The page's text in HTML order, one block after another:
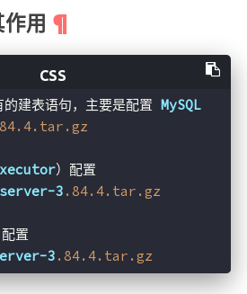
用
的建表语句，主要是配置 MySQL
.4.tar .gz
）配置
3 .84.4.tar .gz
置
3 .84.4.tar .gz